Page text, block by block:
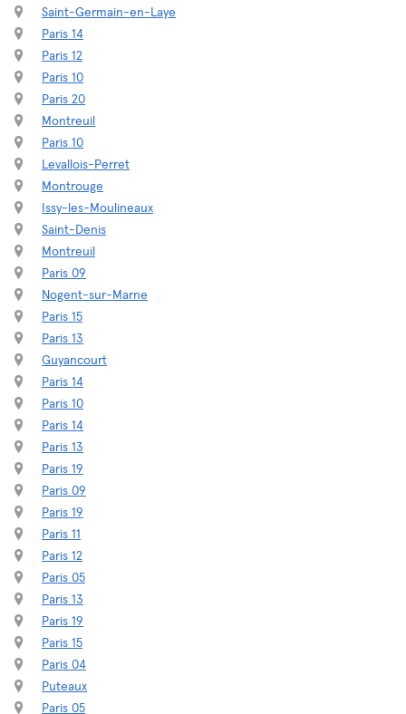
Saint-Germain-en-Laye
Paris 14
Paris 12
Paris 10
Paris 20
Montreuil
Paris 10
Levallois-Perret
Montrouge
Issy-les-Moulineaux
Saint-Denis
Montreuil
Paris 09
Nogent-sur-Marne
Paris 15
Paris 13
Guyancourt
Paris 14
Paris 10
Paris 14
Paris 13
Paris 19
Paris 09
Paris 19
Paris 11
Paris 12
Paris 05
Paris 13
Paris 19
Paris 15
Paris 04
Puteaux
Paris 05